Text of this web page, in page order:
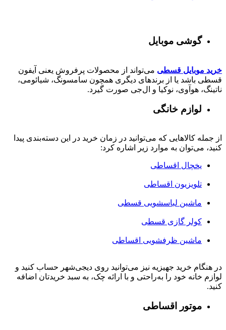
گوشی موبایل
خرید موبایل قسطی می‌تواند از محصولات پرفروش یعنی آیفون
قسطی باشد یا از برندهای دیگری همچون سامسونگ، شیائومی،
ناتینگ، هوآوی، نوکیا و ال‌جی صورت گیرد.
لوازم خانگی
از جمله کالاهایی که می‌توانید در زمان خرید در این دسته‌بندی پیدا
کنید، می‌توان به موارد زیر اشاره کرد:
یخچال اقساطی
تلویزیون اقساطی
ماشین لباسشویی قسطی
کولر گازی قسطی
ماشین ظرفشویی اقساطی
در هنگام خرید جهیزیه نیز می‌توانید روی دیجی‌شهر حساب کنید و
لوازم خانه خود را به‌راحتی و با ارائه چک، به سبد خریدتان اضافه
کنید.
موتور اقساطی